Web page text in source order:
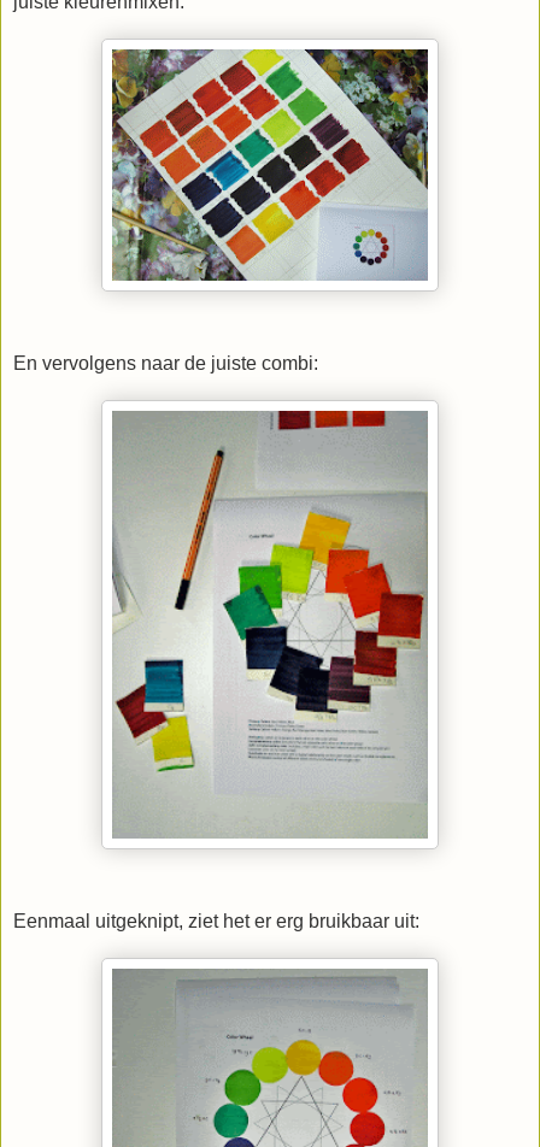
En vervolgens naar de juiste combi:
Eenmaal uitgeknipt, ziet het er erg bruikbaar uit: